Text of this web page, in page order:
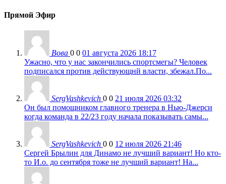
Прямой Эфир
Вова 0 0 01 августа 2026 18:17
Ужасно, что у нас закончились спортсмегы? Человек
подписался против действующнй власти, збежал.По...
SergVashkevich 0 0 21 июля 2026 03:32
Он был помощником главного тренера в Нью-Джерси
когда команда в 22/23 году начала показывать самы...
SergVashkevich 0 0 12 июля 2026 21:46
Сергей Брылин для Динамо не лучший вариант! Но кто-
то И.о. до сентября тоже не лучший вариант! На...